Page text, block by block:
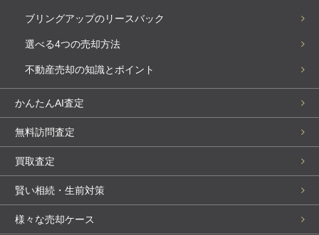
ブリングアップのリースバック
選べる4つの売却方法
不動産売却の知識とポイント
かんたんAI査定
無料訪問査定
買取査定
賢い相続・生前対策
様々な売却ケース